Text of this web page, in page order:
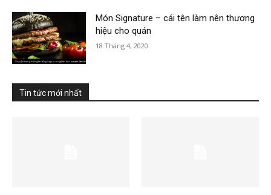
Món Signature – cái tên làm nên thương
hiệu cho quán
18 Tháng 4, 2020
Tin tức mới nhất